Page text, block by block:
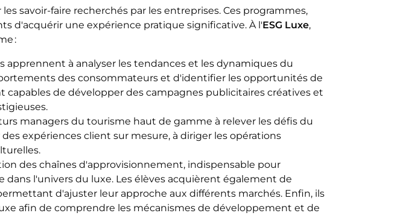
savoir-faire recherchés par les entreprises. Ces programmes,
d'acquérir une expérience pratique significative. À l'ESG Luxe,
:
apprennent à analyser les tendances et les dynamiques du
des consommateurs et d'identifier les opportunités de
capables de développer des campagnes publicitaires créatives et
managers du tourisme haut de gamme à relever les défis du
expériences client sur mesure, à diriger les opérations
des chaînes d'approvisionnement, indispensable pour
l'univers du luxe. Les élèves acquièrent également de
d'ajuster leur approche aux différents marchés. Enfin, ils
afin de comprendre les mécanismes de développement et de